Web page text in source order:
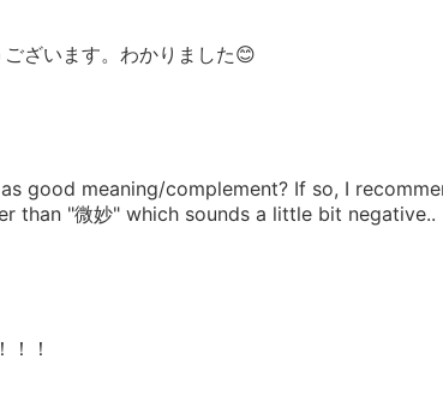
ざいます。わかりました😊
good meaning/complement? If so, I
than "微妙" which sounds a little bit negative..
！！